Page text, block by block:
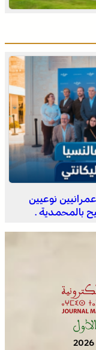
موقفها وتعترف
إلى الأستاذ
الأكبر
نوعيين